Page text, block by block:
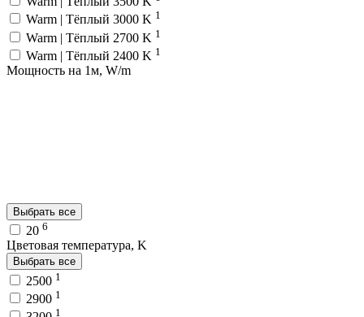
Warm | Тёплый 3000 K 1
Warm | Тёплый 2700 K 1
Warm | Тёплый 2400 K 1
Мощность на 1м, W/m
Выбрать все
20 6
Цветовая температура, K
Выбрать все
2500 1
2900 1
1